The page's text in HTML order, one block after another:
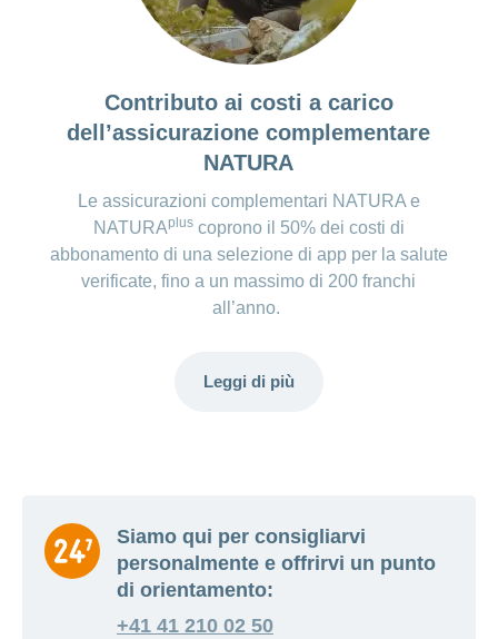
Contributo ai costi a carico
dell’assicurazione complementare
NATURA
Le assicurazioni complementari NATURA e
NATURApluscoprono il 50% dei costi di
abbonamento di una selezione di app per la salute
verificate, fino a un massimo di 200 franchi
all’anno.
Leggi di più
Siamo qui per consigliarvi
personalmente e offrirvi un punto
di orientamento:
+41 41 210 02 50